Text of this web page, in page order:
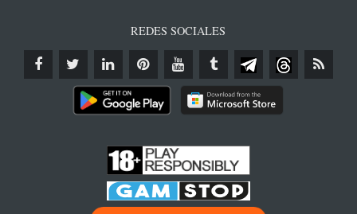
REDES SOCIALES